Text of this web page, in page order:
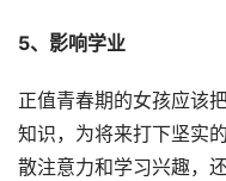
5、影响学业
正值青春期的女孩应该
知识，为将来打下坚实
散注意力和学习兴趣，